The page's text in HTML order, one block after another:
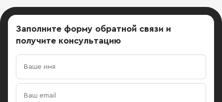
Заполните форму обратной связи и
получите консультацию